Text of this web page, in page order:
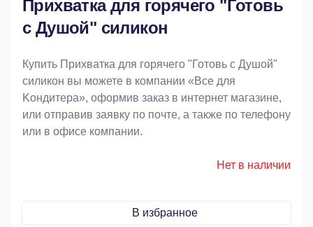
Прихватка для горячего "Готовь
с Душой" силикон
Купить Прихватка для горячего "Готовь с Душой"
силикон вы можете в компании «Bce для
Koндитeрa», оформив заказ в интернет магазине,
или отправив заявку по почте, а также по телефону
или в офисе компании.
Нет в наличии
В избранное